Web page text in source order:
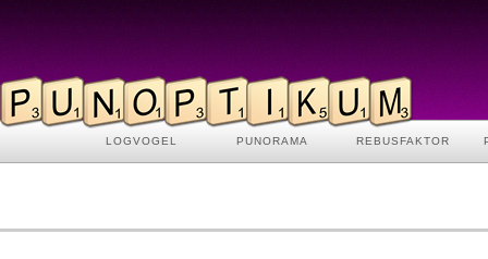
LOGVOGEL PUNORAMA REBUSFAKTOR